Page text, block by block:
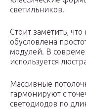
светильников.
Стоит заметить,
обусловлена
модулей. В
используется
Массивные
гармонируют с
светодиодов по